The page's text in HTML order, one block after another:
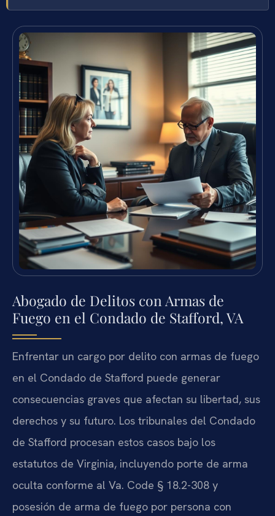
Abogado de Delitos con Armas de
Fuego en el Condado de Stafford, VA
Enfrentar un cargo por delito con armas de fuego
en el Condado de Stafford puede generar
consecuencias graves que afectan su libertad, sus
derechos y su futuro. Los tribunales del Condado
de Stafford procesan estos casos bajo los
estatutos de Virginia, incluyendo porte de arma
oculta conforme al Va. Code § 18.2-308 y
posesión de arma de fuego por persona con